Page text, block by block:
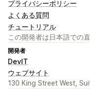
プライバシーポリシー
よくある質問
チュートリアル
この開発者は日本語での
開発者
DevIT
ウェブサイト
130 King Street West,